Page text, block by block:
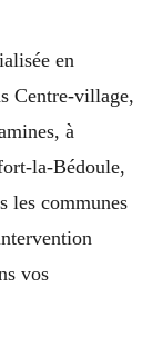
en
Centre-village,
à
la-Bédoule,
les communes
vos